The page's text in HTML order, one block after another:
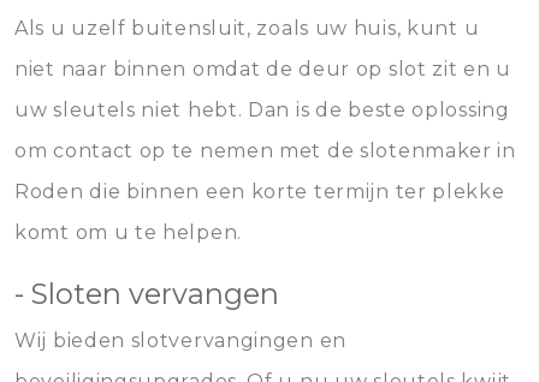
Als u uzelf buitensluit, zoals uw huis, kunt u
niet naar binnen omdat de deur op slot zit en u
uw sleutels niet hebt. Dan is de beste oplossing
om contact op te nemen met de slotenmaker in
Roden die binnen een korte termijn ter plekke
komt om u te helpen.
- Sloten vervangen
Wij bieden slotvervangingen en